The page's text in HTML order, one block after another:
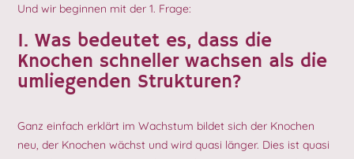
Und wir beginnen mit der 1. Frage:
1. Was bedeutet es, dass die
Knochen schneller wachsen als die
umliegenden Strukturen?
Ganz einfach erklärt im Wachstum bildet sich der Knochen
neu, der Knochen wächst und wird quasi länger. Dies ist quasi